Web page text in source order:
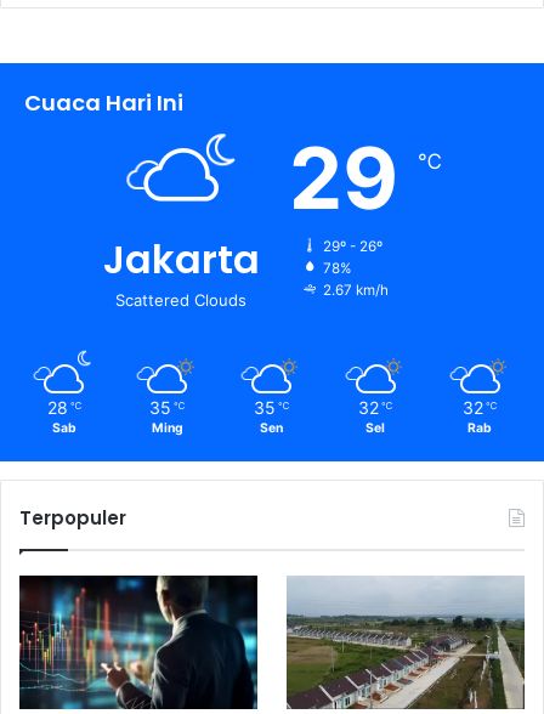
Cuaca Hari Ini
Jakarta
Scattered Clouds
29 ℃
29º - 26º
78%
2.67 km/h
28 ℃
Sab
35 ℃
Ming
35 ℃
Sen
32 ℃
Sel
32 ℃
Rab
Terpopuler